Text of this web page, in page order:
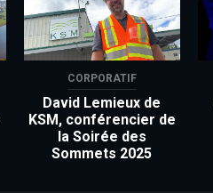
CORPORATIF
David Lemieux de
KSM, conférencier de
la Soirée des
Sommets 2025